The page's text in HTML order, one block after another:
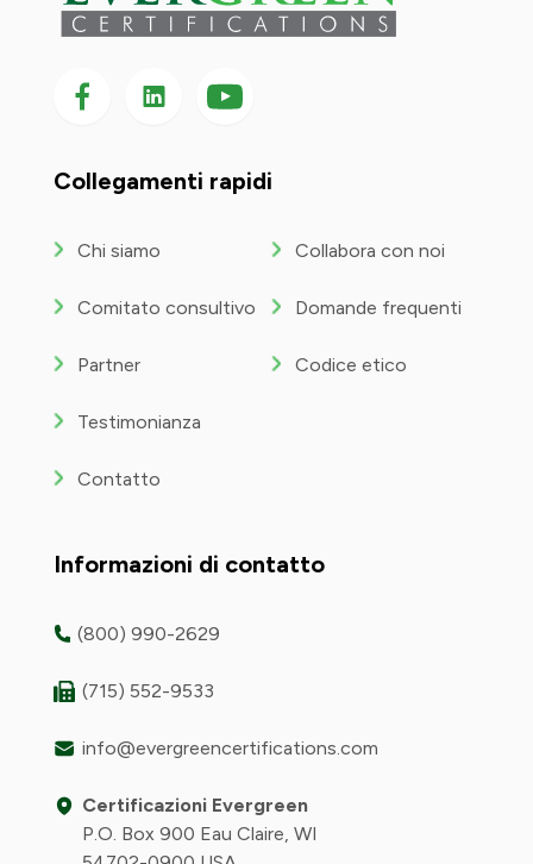
Seguici su Facebook
Seguici su LinkedIn
Seguici
su
Collegamenti rapidi
Chi siamo
Comitato consultivo
Partner
Testimonianza
Contatto
Collabora con noi
Domande frequenti
Codice etico
Informazioni di contatto
(800) 990-2629
(715) 552-9533
info@evergreencertifications.com
Certificazioni Evergreen
P.O. Box 900 Eau Claire, WI